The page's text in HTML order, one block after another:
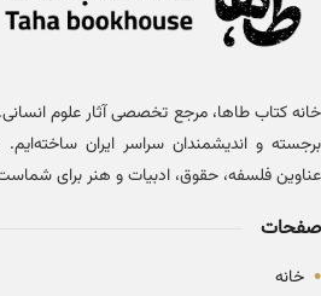
برجسته و اندیشمندان سراسر ایران
عناوین فلسفه، حقوق، ادبیات و هنر برای
صفحات
• خانه